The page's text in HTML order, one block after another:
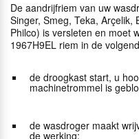
De aandrijfriem van uw
Singer, Smeg, Teka, Arçelik,
Philco) is versleten en moet
1967H9EL riem in de
de droogkast start, u
machinetrommel is
de wasdroger maakt
de werking;